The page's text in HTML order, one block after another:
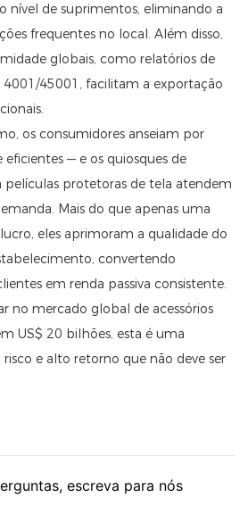
nível de suprimentos, eliminando a
frequentes no local. Além disso,
globais, como relatórios de
45001, facilitam a exportação
os consumidores anseiam por
eficientes — e os quiosques de
protetoras de tela atendem
Mais do que apenas uma
eles aprimoram a qualidade do
convertendo
em renda passiva consistente.
no mercado global de acessórios
US$ 20 bilhões, esta é uma
e alto retorno que não deve ser
escreva para nós